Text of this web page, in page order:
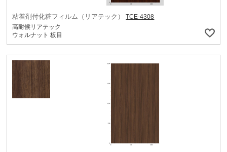
粘着剤付化粧フィルム（リアテック）
TCE-4308
高耐候リアテック
ウォルナット 板目